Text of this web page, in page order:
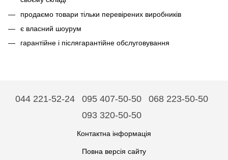
продаємо товари тільки перевірених виробників
є власний шоурум
гарантійне і післягарантійне обслуговування
044 221-52-24 095 407-50-50
068 223-50-50
093 320-50-50
Контактна інформація
Повна версія сайту